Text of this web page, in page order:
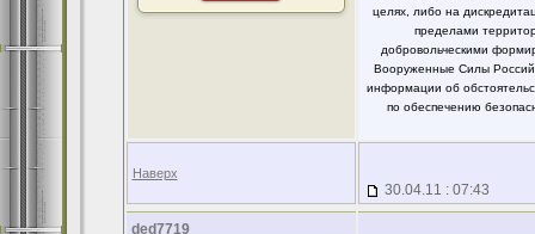
целях, либо на
пределами
добровольческими
Вооруженные Силы
информации об
по обеспечению
Наверх
30.04.11 : 07:43
ded7719